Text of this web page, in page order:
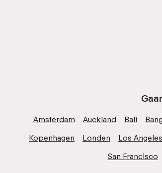
Amsterdam Auckland Bali
Kopenhagen
Londen Los Angeles
San Francisco